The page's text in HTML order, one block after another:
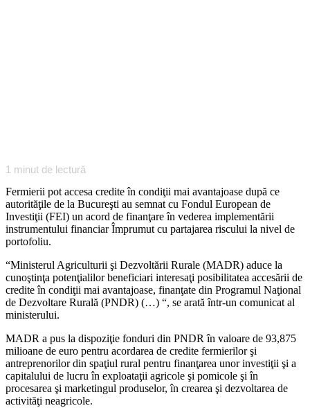
1 minut de lectură
Fermierii pot accesa credite în condiţii mai avantajoase după ce
autorităţile de la Bucureşti au semnat cu Fondul European de
Investiţii (FEI) un acord de finanţare în vederea implementării
instrumentului financiar Împrumut cu partajarea riscului la nivel de
portofoliu.
“Ministerul Agriculturii şi Dezvoltării Rurale (MADR) aduce la
cunoştinţa potenţialilor beneficiari interesaţi posibilitatea accesării de
credite în condiţii mai avantajoase, finanţate din Programul Naţional
de Dezvoltare Rurală (PNDR) (…) “, se arată într-un comunicat al
ministerului.
MADR a pus la dispoziţie fonduri din PNDR în valoare de 93,875
milioane de euro pentru acordarea de credite fermierilor şi
antreprenorilor din spaţiul rural pentru finanţarea unor investiţii şi a
capitalului de lucru în exploataţii agricole şi pomicole şi în
procesarea şi marketingul produselor, în crearea şi dezvoltarea de
activităţi neagricole.